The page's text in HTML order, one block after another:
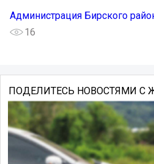
Администрация Бирского
16
ПОДЕЛИТЕСЬ НОВОСТЯМИ С